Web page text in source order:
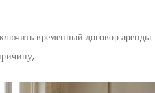
временный договор аренды